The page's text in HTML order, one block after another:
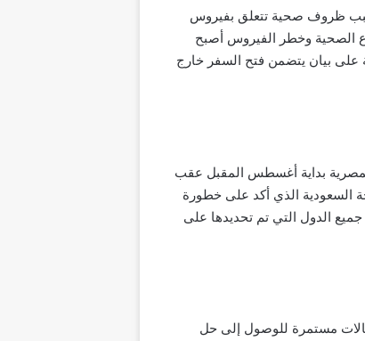
بسبب ظروف صحية تتعلق بفيروس
الصحية وخطر الفيروس أصبح
على بيان يتضمن فتح السفر خارج
بداية أغسطس المقبل عقب
الصحة السعودية الذي أكد على خطورة
الدول التي تم تحديدها على
مستمرة للوصول إلى حل